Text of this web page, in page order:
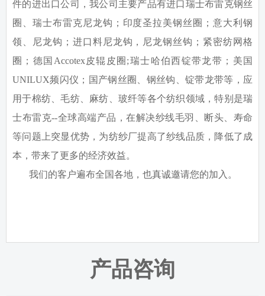
件的进出口公司，我公司主要产品有进口瑞士布雷克钢丝
圈、瑞士布雷克尼龙钩；印度圣拉美钢丝圈；意大利钢
领、尼龙钩；进口料尼龙钩，尼龙钢丝钩；紧密纺网格
圈；德国 Accotex皮辊皮圈 ;瑞士哈伯西锭带龙带；美国
UNILUX频闪仪；国产钢丝圈、钢丝钩、锭带龙带等，应
用于棉纺、毛纺、麻纺、玻纤等各个纺织领域，特别是瑞
士布雷克--全球高端产品，在解决纱线毛羽、断头、寿命
等问题上突显优势，为纺纱厂提高了纱线品质，降低了成
本，带来了更多的经济效益。
我们的客户遍布全国各地，也真诚邀请您的加入。
产品咨询